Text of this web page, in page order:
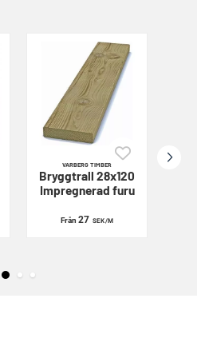
VARBERG TIMBER
Bryggtrall 28x120
Impregnerad furu
Från 27 SEK/M